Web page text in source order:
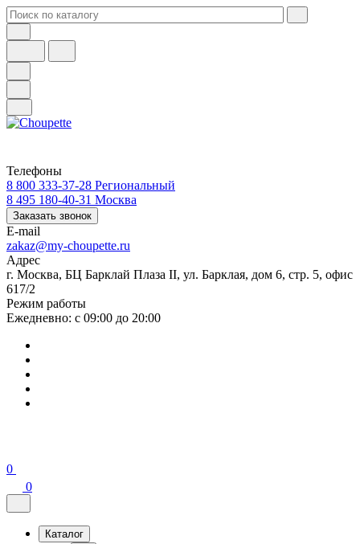
Телефоны
8 800 333-37-28 Региональный
8 495 180-40-31 Москва
Заказать звонок
E-mail
zakaz@my-choupette.ru
Адрес
г. Москва, БЦ Барклай Плаза II, ул. Барклая, дом 6, стр. 5, офис
617/2
Режим работы
Ежедневно: с 09:00 до 20:00
0
0
Каталог